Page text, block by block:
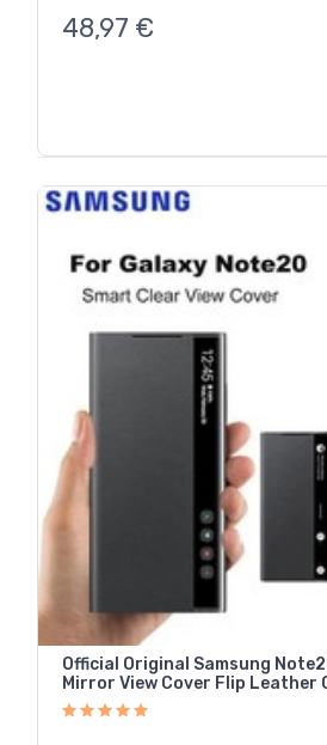
48,97 €
Official Original Samsung
Mirror View Cover Flip Leather